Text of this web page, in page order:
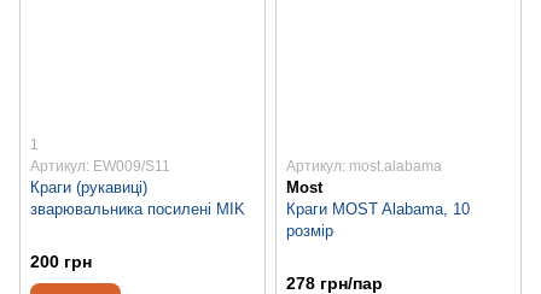
1
Артикул: EW009/S11
Краги (рукавиці)
зварювальника посилені MIK
200 грн
Артикул: most.alabama
Most
Краги MOST Alabama, 10
розмір
278 грн/пар